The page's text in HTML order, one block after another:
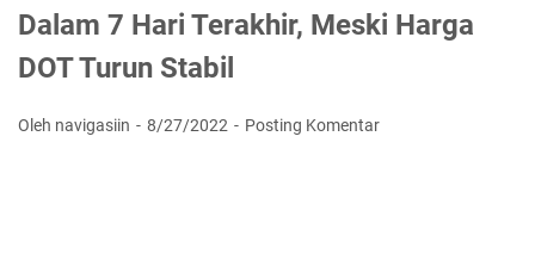
Dalam 7 Hari Terakhir, Meski Harga
DOT Turun Stabil
Oleh navigasiin 8/27/2022 Posting Komentar